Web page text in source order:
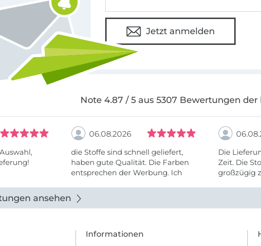
Jetzt anmelden
Note 4.87 / 5 aus 5307 Bewertungen der
06.08.2026
die Stoffe sind schnell geliefert,
haben gute Qualität. Die Farben
entsprechen der Werbung. Ich
auch die Firma empfehlen.
Die
Zeit. Die Stoffe sind super und
großzügig
ansehen
Informationen